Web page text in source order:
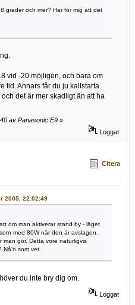
grader och mer? Har för mig att det
vid -20 möjligen, och bara om
tid. Annars får du ju kallstarta
det är mer skadligt än att ha
av Panasonic E9 »
Loggat
Citera
2005, 22:02:49
om man aktiverar stand by - läget
med 80W när den är avslagen.
gör. Detta vore naturligvis
Nå'n som vet.
du inte bry dig om.
Loggat